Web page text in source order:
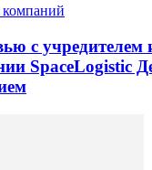
с учредителем
SpaceLogistic